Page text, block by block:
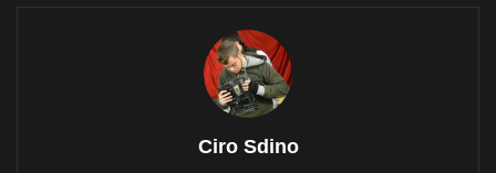
Ciro Sdino